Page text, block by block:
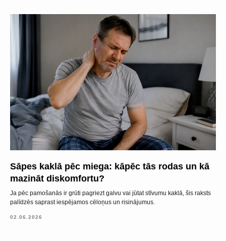
Sāpes kaklā pēc miega: kāpēc tās rodas un kā
mazināt diskomfortu?
Ja pēc pamošanās ir grūti pagriezt galvu vai jūtat stīvumu kaklā, šis raksts
palīdzēs saprast iespējamos cēloņus un risinājumus.
02.06.2026